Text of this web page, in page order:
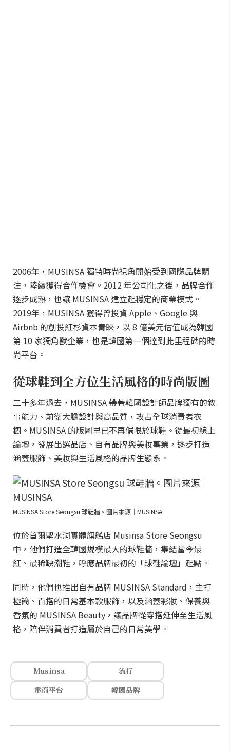
2006年，MUSINSA 獨特時尚視角開始受到國際品牌關
注，陸續獲得合作機會。2012 年公司化之後，品牌合作
逐步成熟，也讓 MUSINSA 建立起穩定的商業模式。
2019年，MUSINSA 獲得曾投資 Apple、Google 與
Airbnb 的創投紅杉資本青睞，以 8 億美元估值成為韓國
第 10 家獨角獸企業，也是韓國第一個達到此里程碑的時
尚平台。
從球鞋到全方位生活風格的時尚版圖
二十多年過去，MUSINSA 帶著韓國設計師品牌獨有的敘
事能力、前衛大膽設計與高品質，攻占全球消費者衣
櫥。MUSINSA 的版圖早已不再侷限於球鞋。從最初線上
論壇，發展出選品店、自有品牌與美妝事業，逐步打造
涵蓋服飾、美妝與生活風格的品牌生態系。
MUSINSA Store Seongsu 球鞋牆。圖片來源｜MUSINSA
位於首爾聖水洞實體旗艦店 Musinsa Store Seongsu
中，他們打造全韓國規模最大的球鞋牆，集結當今最
紅、最稀缺潮鞋，呼應品牌最初的「球鞋論壇」起點。
同時，他們也推出自有品牌 MUSINSA Standard，主打
極簡、百搭的日常基本款服飾，以及涵蓋彩妝、保養與
香氛的 MUSINSA Beauty，讓品牌從穿搭延伸至生活風
格，陪伴消費者打造屬於自己的日常美學。
Musinsa
流行
電商平台
韓國品牌